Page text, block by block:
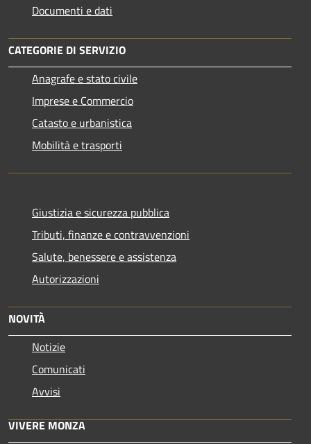
Documenti e dati
CATEGORIE DI SERVIZIO
Anagrafe e stato civile
Imprese e Commercio
Catasto e urbanistica
Mobilità e trasporti
Giustizia e sicurezza pubblica
Tributi, finanze e contravvenzioni
Salute, benessere e assistenza
Autorizzazioni
NOVITÀ
Notizie
Comunicati
Avvisi
VIVERE MONZA